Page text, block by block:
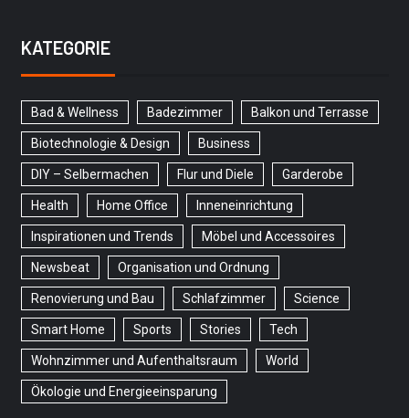
KATEGORIE
Bad & Wellness Badezimmer Balkon und Terrasse
Biotechnologie & Design Business
DIY – Selbermachen Flur und Diele Garderobe
Health Home Office Inneneinrichtung
Inspirationen und Trends Möbel und Accessoires
Newsbeat Organisation und Ordnung
Renovierung und Bau Schlafzimmer Science
Smart Home Sports Stories Tech
Wohnzimmer und Aufenthaltsraum World
Ökologie und Energieeinsparung